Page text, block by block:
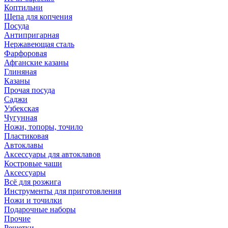
Коптильни
Щепа для копчения
Посуда
Антипригарная
Нержавеющая сталь
Фарфоровая
Афганские казаны
Глиняная
Казаны
Прочая посуда
Саджи
Узбекская
Чугунная
Ножи, топоры, точило
Пластиковая
Автоклавы
Аксессуары для автоклавов
Костровые чаши
Аксессуары
Всё для розжига
Инструменты для приготовления
Ножи и точилки
Подарочные наборы
Прочие